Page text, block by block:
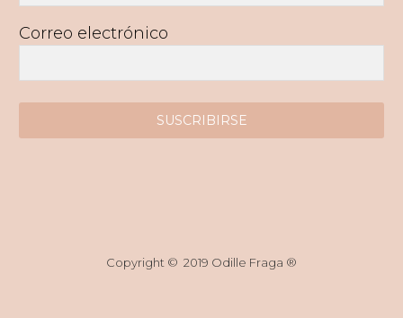
Correo electrónico
SUSCRIBIRSE
Copyright © 2019 Odille Fraga ®